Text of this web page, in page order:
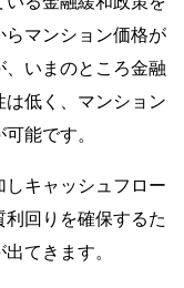
らマンション価格が
、いまのところ金融
低く、マンション
能です。
キャッシュフロー
回りを確保するた
てきます。